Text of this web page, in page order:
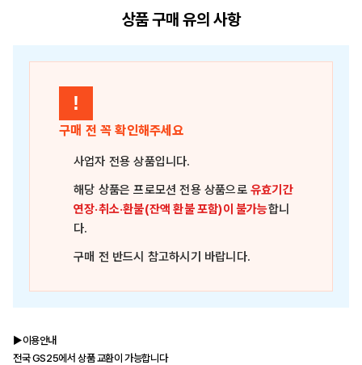
상품 구매 유의 사항
!
구매 전 꼭 확인해주세요
사업자 전용 상품입니다.
해당 상품은프로모션 전용 상품으로유효기간
연장·취소·환불(잔액 환불 포함)이 불가능합니
다.
구매 전 반드시 참고하시기 바랍니다.
▶이용안내
전국 GS25에서 상품 교환이 가능합니다